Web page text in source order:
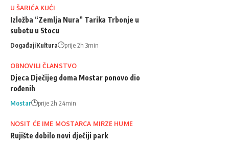
U ŠARIĆA KUĆI
Izložba “Zemlja Nura” Tarika Trbonje u
subotu u Stocu
DogađajiKultura prije 2h 3min
OBNOVILI ČLANSTVO
Djeca Dječijeg doma Mostar ponovo dio
rođenih
Mostar prije 2h 24min
NOSIT ĆE IME MOSTARCA MIRZE HUME
Rujište dobilo novi dječiji park